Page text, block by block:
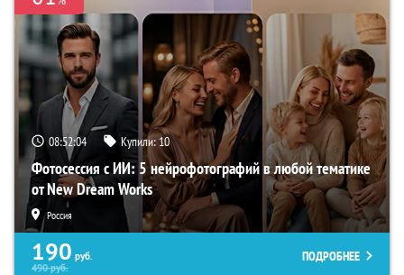
08:52:03 Купили:10
Фотосессия с ИИ: 5 нейрофотографий в любой тематике
от New Dream Works
Россия
190 руб.
490руб.
ПОДРОБНЕЕ